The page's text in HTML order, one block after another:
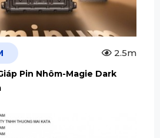
2.5m
Pin Nhôm-Magie Dark